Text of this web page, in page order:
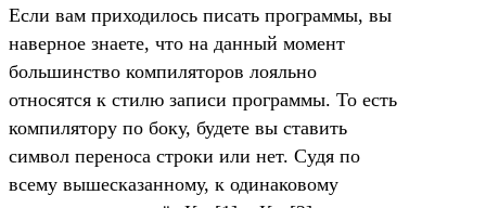
Если вам приходилось писать программы, вы
наверное знаете, что на данный момент
большинство компиляторов лояльно
относятся к стилю записи программы. То есть
компилятору по боку, будете вы ставить
символ переноса строки или нет. Судя по
всему вышесказанному, к одинаковому